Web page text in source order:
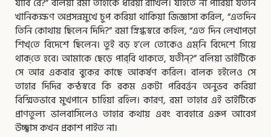
খানিকক্ষণ অপ্রসন্নমুখে চুপ করিয়া থাকিয়া জিজ্ঞাসা করিল, “এতদিন
তিনি কোথায় ছিলেন দিদি?” রমা স্নিগ্ধস্বরে কহিল, “এত দিন লেখাপড়া
শিখ্‌তে বিদেশে ছিলেন। তুই বড় হ’লে তোকেও এম্‌নি বিদেশে গিয়ে
থাক্‌তে হবে। আমাকে ছেড়ে পার্‌বি থাকতে, যতীন্‌?” বলিয়া ভাইটিকে
সে আর একবার বুকের কাছে আকর্ষণ করিল। বালক হইলেও সে
তাহার দিদির কন্ঠস্বরে কি রকম একটা পরিবর্ত্তন অনুভব করিয়া
বিস্মিতভাবে মুখপানে চাহিয়া রহিল। কারণ, রমা তাহার এই ভাইটিকে
প্রাণতুল্য ভালবাসিলেও তাহার কথায় এবং ব্যবহারে এরূপ আবেগ
উচ্ছ্বাস কখন প্রকাশ পাইত না।